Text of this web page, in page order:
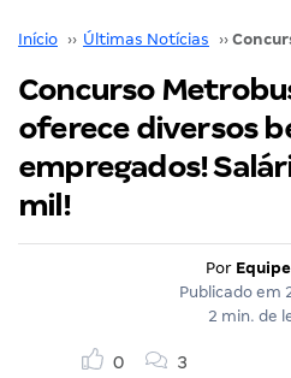
Início ›› Últimas Notícias ››
Concurso
oferece diversos
empregados!
mil!
Por
Publicado em
2 min. de
0 3